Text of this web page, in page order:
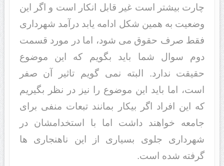
چارت بیشتر است غیر قابل انکار است و اگر این
وضعیت به همین شکل ادامه یابد درآمد شهرداری
فقط صرف حقوق می شود، اما در مورد قسمت
دوم سوال شما باید بگویم که این موضوع
حقیقت ندارد. البته نمی گویم تاثیر آن صفر
است، اما باید این موضوع را نیز در نظر بگیریم
که این افراد اگر بیکار بمانند تبعات منفی برای
جامعه خواهند داشت اما با استخدامشان در
شهرداری جلوی بسیاری از این ناهنجاری ها
گرفته شده است.